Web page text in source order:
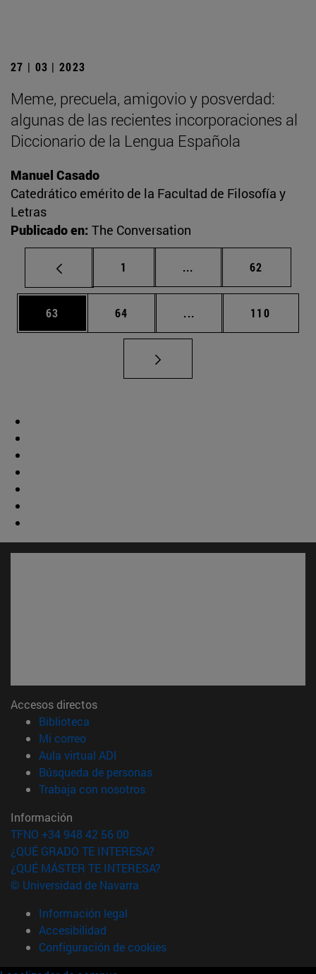
27 | 03 | 2023
Meme, precuela, amigovio y posverdad:
algunas de las recientes incorporaciones al
Diccionario de la Lengua Española
Manuel Casado
Catedrático emérito de la Facultad de Filosofía y
Letras
Publicado en: The Conversation
Página
1 ... Páginas intermedias
Página
62
Página
63 Página
64 ... Páginas intermedias
Página
110
Accesos directos
Biblioteca
Mi correo(abre en nueva ventana)
Aula virtual ADI
Búsqueda de personas(abre en nueva ventana)
Trabaja con nosotros(abre en nueva ventana)
Información
TFNO +34 948 42 56 00
¿QUÉ GRADO TE INTERESA?
¿QUÉ MÁSTER TE INTERESA?
© Universidad de Navarra
Información legal
Accesibilidad
Configuración de cookies